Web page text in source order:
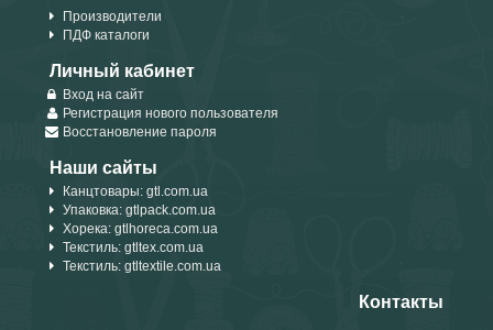
Производители
ПДФ каталоги
Личный кабинет
Вход на сайт
Регистрация нового пользователя
Восстановление пароля
Наши сайты
Канцтовары: gtl.com.ua
Упаковка: gtlpack.com.ua
Хорека: gtlhoreca.com.ua
Текстиль: gtltex.com.ua
Текстиль: gtltextile.com.ua
Контакты